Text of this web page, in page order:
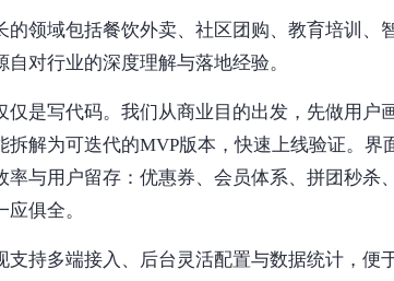
的领域包括餐饮外卖、社区团购、教育培训、
自对行业的深度理解与落地经验。
仅是写代码。我们从商业目的出发，先做用户
拆解为可迭代的MVP版本，快速上线验证。
率与用户留存：优惠券、会员体系、拼团秒杀
俱全。
支持多端接入、后台灵活配置与数据统计，便